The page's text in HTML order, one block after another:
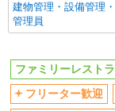
建物管理・設備管理
管理員
ファミリーレスト
フリーター歓迎